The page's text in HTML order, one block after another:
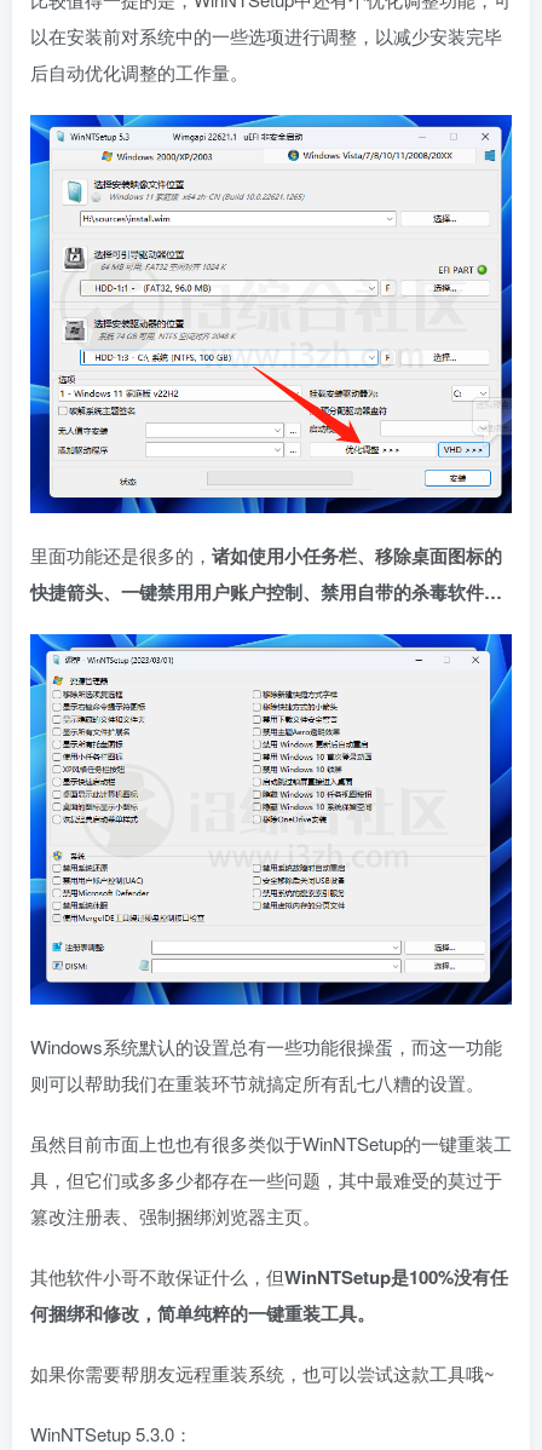
以在安装前对系统中的一些选项进行调整，以减少安装完毕
后自动优化调整的工作量。
里面功能还是很多的， 诸如使用小任务栏、移除桌面图标的
快捷箭头、一键禁用用户账户控制、禁用自带的杀毒软件…
Windows系统默认的设置总有一些功能很操蛋，而这一功能
则可以帮助我们在重装环节就搞定所有乱七八糟的设置。
虽然目前市面上也也有很多类似于WinNTSetup的一键重装工
具，但它们或多多少都存在一些问题，其中最难受的莫过于
篡改注册表、强制捆绑浏览器主页。
其他软件小哥不敢保证什么，但WinNTSetup是100%没有任
何捆绑和修改，简单纯粹的一键重装工具。
如果你需要帮朋友远程重装系统，也可以尝试这款工具哦~
WinNTSetup 5.3.0：